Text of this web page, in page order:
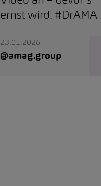
ernst wird. #DrAMA
23.01.2026
@amag.group